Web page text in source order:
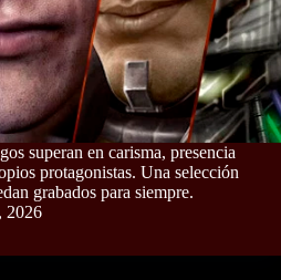
superan en carisma, presencia
protagonistas. Una selección
grabados para siempre.
2026